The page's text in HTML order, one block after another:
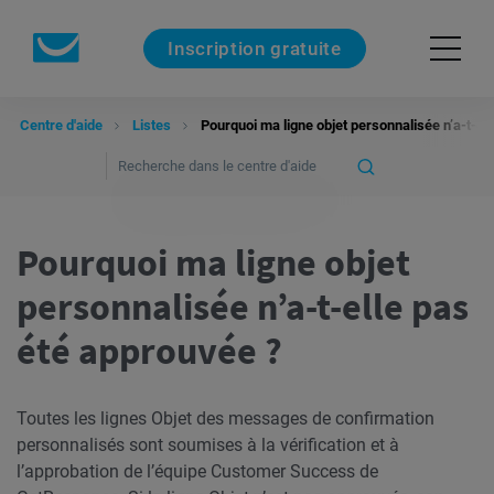
Inscription gratuite
Centre d'aide Listes Pourquoi ma ligne objet personnalisée n’a-t-
Pourquoi ma ligne objet
personnalisée n’a-t-elle pas
été approuvée ?
Toutes les lignes Objet des messages de confirmation
personnalisés sont soumises à la vérification et à
l’approbation de l’équipe Customer Success de